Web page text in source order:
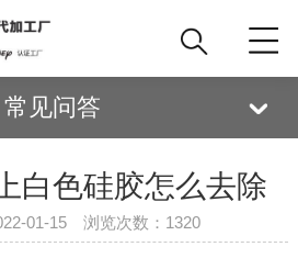
常见问答
白色硅胶怎么去除
01-15 浏览次数： 1320